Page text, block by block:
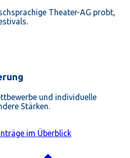
Theater-AG probt,
und individuelle
Stärken.
im Überblick